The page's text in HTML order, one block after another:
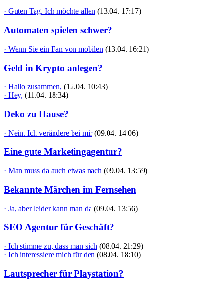
· Guten Tag. Ich möchte allen (13.04. 17:17)
Automaten spielen schwer?
· Wenn Sie ein Fan von mobilen (13.04. 16:21)
Geld in Krypto anlegen?
· Hallo zusammen, (12.04. 10:43)
· Hey, (11.04. 18:34)
Deko zu Hause?
· Nein. Ich verändere bei mir (09.04. 14:06)
Eine gute Marketingagentur?
· Man muss da auch etwas nach (09.04. 13:59)
Bekannte Märchen im Fernsehen
· Ja, aber leider kann man da (09.04. 13:56)
SEO Agentur für Geschäft?
· Ich stimme zu, dass man sich (08.04. 21:29)
· Ich interessiere mich für den (08.04. 18:10)
Lautsprecher für Playstation?